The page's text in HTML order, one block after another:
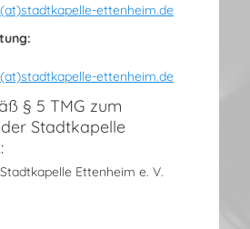
ettenheim.de
ettenheim.de
§ 5 TMG zum
Stadtkapelle
Ettenheim e. V.